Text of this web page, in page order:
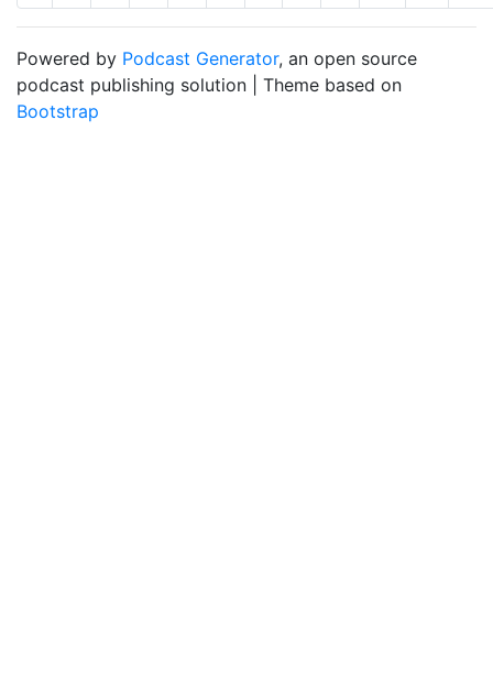
Powered by Podcast Generator, an open source
podcast publishing solution | Theme based on
Bootstrap